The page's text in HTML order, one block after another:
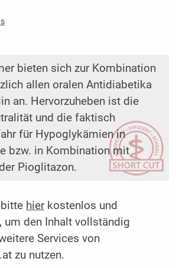
bieten sich zur Kombination
allen oralen Antidiabetika
an. Hervorzuheben ist die
und die faktisch
für ­Hypoglykämien in
bzw. in Kombination mit
Pioglitazon.
hierkostenlos und
um den Inhalt vollständig
Services von
zu nutzen.